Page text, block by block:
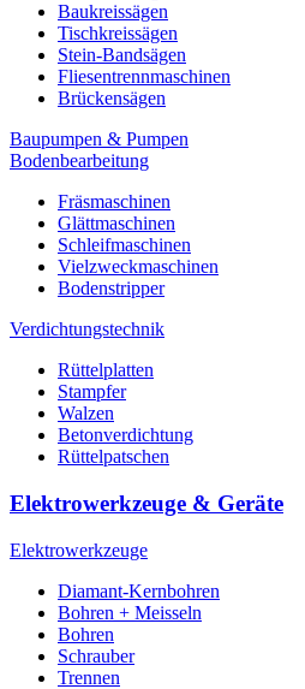
Baukreissägen
Tischkreissägen
Stein-Bandsägen
Fliesentrennmaschinen
Brückensägen
Baupumpen & Pumpen
Bodenbearbeitung
Fräsmaschinen
Glättmaschinen
Schleifmaschinen
Vielzweckmaschinen
Bodenstripper
Verdichtungstechnik
Rüttelplatten
Stampfer
Walzen
Betonverdichtung
Rüttelpatschen
Elektrowerkzeuge & Geräte
Elektrowerkzeuge
Diamant-Kernbohren
Bohren + Meisseln
Bohren
Schrauber
Trennen